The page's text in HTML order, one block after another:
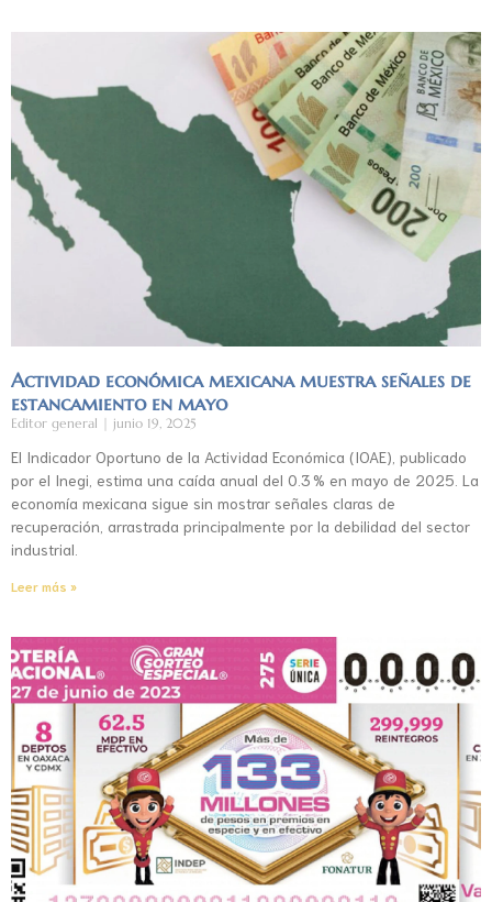
Actividad económica mexicana muestra señales de
estancamiento en mayo
Editor general junio 19, 2025
El Indicador Oportuno de la Actividad Económica (IOAE), publicado
por el Inegi, estima una caída anual del 0.3 % en mayo de 2025. La
economía mexicana sigue sin mostrar señales claras de
recuperación, arrastrada principalmente por la debilidad del sector
industrial.
Leer más »